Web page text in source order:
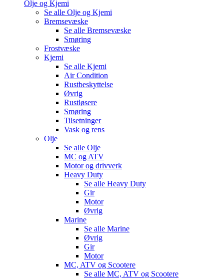
Olje og Kjemi
Se alle Olje og Kjemi
Bremsevæske
Se alle Bremsevæske
Smøring
Frostvæske
Kjemi
Se alle Kjemi
Air Condition
Rustbeskyttelse
Øvrig
Rustløsere
Smøring
Tilsetninger
Vask og rens
Olje
Se alle Olje
MC og ATV
Motor og drivverk
Heavy Duty
Se alle Heavy Duty
Gir
Motor
Øvrig
Marine
Se alle Marine
Øvrig
Gir
Motor
MC, ATV og Scootere
Se alle MC, ATV og Scootere